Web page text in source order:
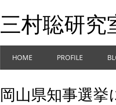
三村聡研究
Main menu
HOME PROFILE
岡山県知事選挙